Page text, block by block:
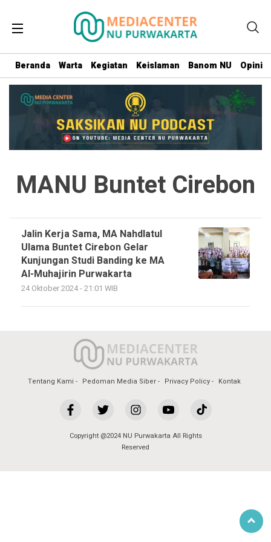
Beranda Warta Kegiatan Keislaman Banom NU Opini
MANU Buntet Cirebon
Jalin Kerja Sama, MA Nahdlatul
Ulama Buntet Cirebon Gelar
Kunjungan Studi Banding ke MA
Al-Muhajirin Purwakarta
24 Oktober 2024 - 21:01 WIB
Tentang Kami Pedoman Media Siber Privacy Policy Kontak
Copyright @2024 NU Purwakarta All Rights
Reserved